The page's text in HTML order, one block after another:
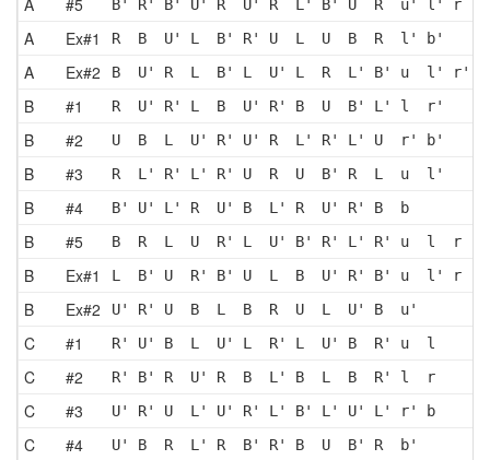
B' R' B' U' R  U' R  L' B' U  R  u' l' r
A Ex#1 R  B  U' L  B' R' U  L  U  B  R  l' b'
A Ex#2 B  U' R  L  B' L  U' L  R  L' B' u  l' r'
B #1 R  U' R' L  B  U' R' B  U  B' L' l  r'
B #2 U  B  L  U' R' U' R  L' R' L' U  r' b'
B #3 R  L' R' L' R' U  R  U  B' R  L  u  l'
B #4 B' U' L' R  U' B  L' R  U' R' B  b
B #5 B  R  L  U  R' L  U' B' R' L' R' u  l  r
B Ex#1 L  B' U  R' B' U  L  B  U' R' B' u  l' r
B Ex#2 U' R' U  B  L  B  R  U  L  U' B  u'
C #1 R' U' B  L  U' L  R' L  U' B  R' u  l
C #2 R' B' R  U' R  B  L' B  L  B  R' l  r
C #3 U' R' U  L' U' R' L' B' L' U' L' r' b
C #4 U' B  R  L' R  B' R' B  U  B' R  b'